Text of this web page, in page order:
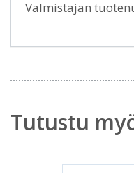
Valmistajan
Tutustu